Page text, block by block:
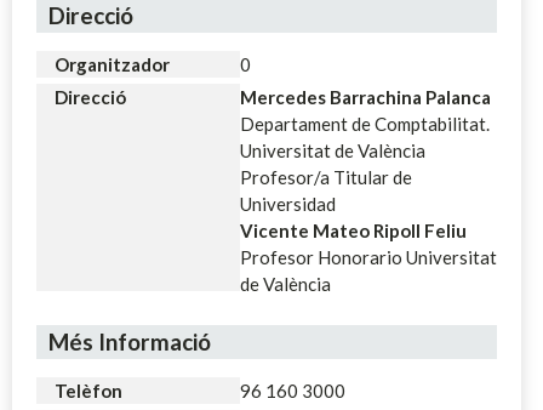
Direcció
Organitzador
0
Direcció
Mercedes Barrachina Palanca
Departament de Comptabilitat.
Universitat de València
Profesor/a Titular de
Universidad
Vicente Mateo Ripoll Feliu
Profesor Honorario Universitat
de València
Més Informació
Telèfon
96 160 3000